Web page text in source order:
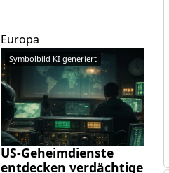
Europa
Symbolbild KI generiert
US-Geheimdienste
entdecken verdächtige